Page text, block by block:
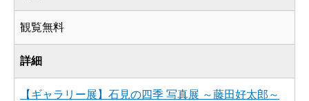
観覧無料
詳細
【ギャラリー展】石見の四季 写真展 ～藤田好太郎～